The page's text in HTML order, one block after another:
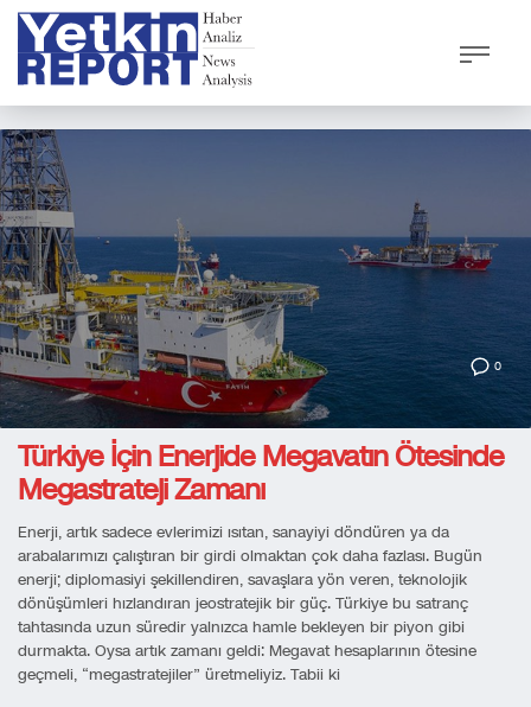
0
Türkiye İçin Enerjide Megavatın Ötesinde
Megastrateji Zamanı
Enerji, artık sadece evlerimizi ısıtan, sanayiyi döndüren ya da
arabalarımızı çalıştıran bir girdi olmaktan çok daha fazlası. Bugün
enerji; diplomasiyi şekillendiren, savaşlara yön veren, teknolojik
dönüşümleri hızlandıran jeostratejik bir güç. Türkiye bu satranç
tahtasında uzun süredir yalnızca hamle bekleyen bir piyon gibi
durmakta. Oysa artık zamanı geldi: Megavat hesaplarının ötesine
geçmeli, “megastratejiler” üretmeliyiz. Tabii ki